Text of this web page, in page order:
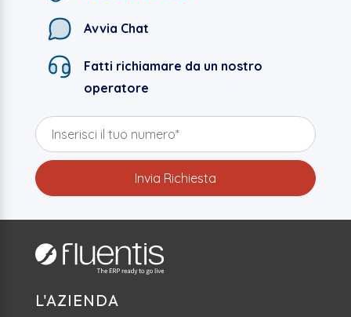
Avvia Chat
Fatti richiamare da un nostro
operatore
L'AZIENDA